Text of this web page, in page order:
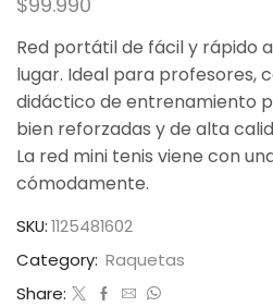
Red portátil de fácil y rápido
lugar. Ideal para profesores,
didáctico de entrenamiento
bien reforzadas y de alta
La red mini tenis viene con
cómodamente.
SKU:1125481602
Category: Raquetas
Share: